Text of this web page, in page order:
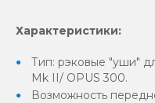
Характеристики:
Тип: рэковые "уши"
Mk II/ OPUS 300.
Возможность